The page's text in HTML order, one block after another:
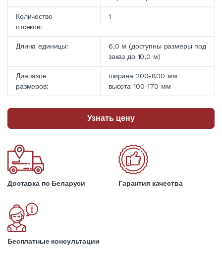
Количество
отсеков:
1
Длина единицы:
6,0 м (доступны размеры под
заказ до 10,0 м)
Диапазон
размеров:
ширина 200-800 мм
высота 100-170 мм
Узнать цену
Доставка по Беларуси Гарантия качества
Бесплатные консультации